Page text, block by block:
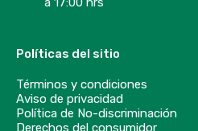
Políticas del sitio
Términos y condiciones
Aviso de privacidad
Política de No-discriminación
Derechos del consumidor